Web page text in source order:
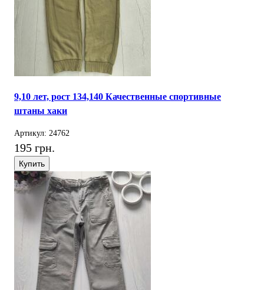
9,10 лет, рост 134,140 Качественные спортивные
штаны хаки
Артикул: 24762
195 грн.
Купить